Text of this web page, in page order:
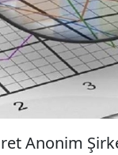
Anonim